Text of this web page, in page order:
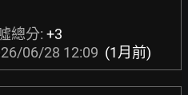
總分: +3
06/28 12:09 (1月前)